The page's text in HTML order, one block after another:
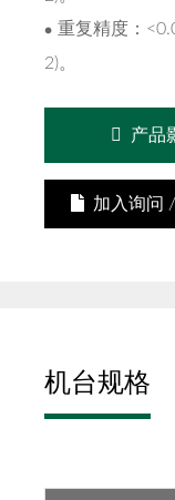
重复精度：
2)。
产品
加入询问
机台规格